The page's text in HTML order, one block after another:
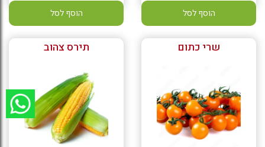
הוסף לסל הוסף לסל
שרי כתום תירס צהוב